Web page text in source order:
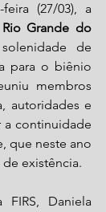
(27/03), a
Grande do
de
para o biênio
membros
autoridades e
a continuidade
que neste ano
de existência.
Daniela